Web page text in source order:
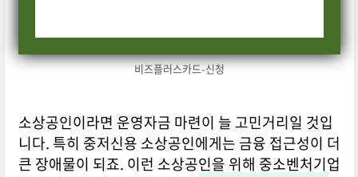
비즈플러스카드-신청
소상공인이라면 운영자금 마련이 늘 고민거리일 것입
니다. 특히 중저신용 소상공인에게는 금융 접근성이 더
큰 장애물이 되죠. 이런 소상공인을 위해 중소벤처기업